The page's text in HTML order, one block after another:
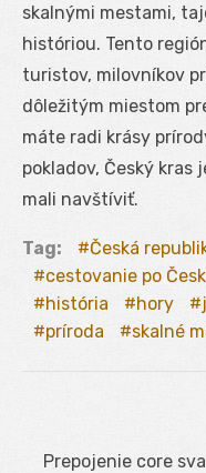
skalnými mestami,
históriou. Tento
turistov, milovníkov
dôležitým miestom
máte radi krásy
pokladov, Český
mali navštíviť.
Tag: Česká
cestovanie po
história
hory
príroda
skalné
Navigácia
Previous
Prepojenie core